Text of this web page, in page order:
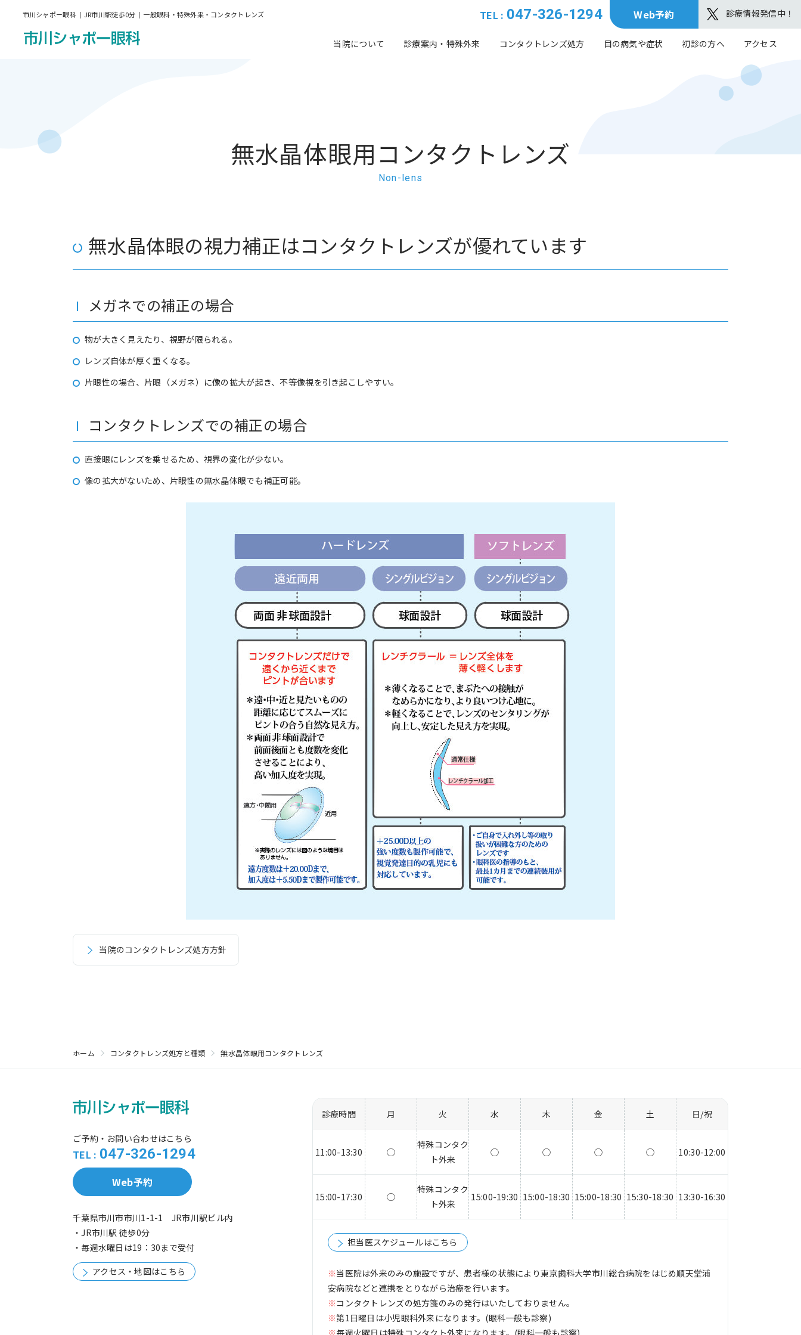
市川シャポー眼科 JR市川駅徒歩0分 一般眼科・特殊外来・コンタクトレンズ TEL : 047-326-1294 Web予約 診療情報発信中！
当院について 診療案内・特殊外来 コンタクトレンズ処方 目の病気や症状 初診の方へ アクセス
無水晶体眼用コンタクトレンズ
Non-lens
無水晶体眼の視力補正はコンタクトレンズが優れています
メガネでの補正の場合
物が大きく見えたり、視野が限られる。
レンズ自体が厚く重くなる。
片眼性の場合、片眼（メガネ）に像の拡大が起き、不等像視を引き起こしやすい。
コンタクトレンズでの補正の場合
直接眼にレンズを乗せるため、視界の変化が少ない。
像の拡大がないため、片眼性の無水晶体眼でも補正可能。
当院のコンタクトレンズ処方方針
ホーム コンタクトレンズ処方と種類 無水晶体眼用コンタクトレンズ
診療時間
11:00-13:30
15:00-17:30
月
◯
◯
火
特殊コンタク
ト外来
特殊コンタク
ト外来
水
◯
15:00-19:30
木
◯
15:00-18:30
金
◯
15:00-18:30
土
◯
15:30-18:30
日/祝
10:30-12:00
13:30-16:30
担当医スケジュールはこちら
※当医院は外来のみの施設ですが、患者様の状態により東京歯科大学市川総合病院をはじめ順天堂浦
安病院などと連携をとりながら治療を行います。
※コンタクトレンズの処方箋のみの発行はいたしておりません。
※第1日曜日は小児眼科外来になります。(眼科一般も診察)
※毎週火曜日は特殊コンタクト外来になります。(眼科一般も診察)
ご予約・お問い合わせはこちら
TEL : 047-326-1294
Web予約
千葉県市川市市川1-1-1 JR市川駅ビル内
・JR市川駅 徒歩0分
・毎週水曜日は19：30まで受付
アクセス・地図はこちら